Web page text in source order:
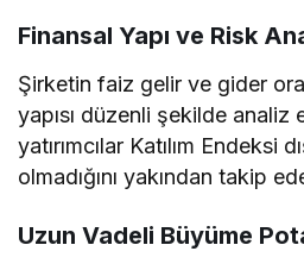
Finansal Yapı ve Risk
Şirketin faiz gelir ve gider
yapısı düzenli şekilde analiz
yatırımcılar Katılım Endeksi
olmadığını yakından takip
Uzun Vadeli Büyüme